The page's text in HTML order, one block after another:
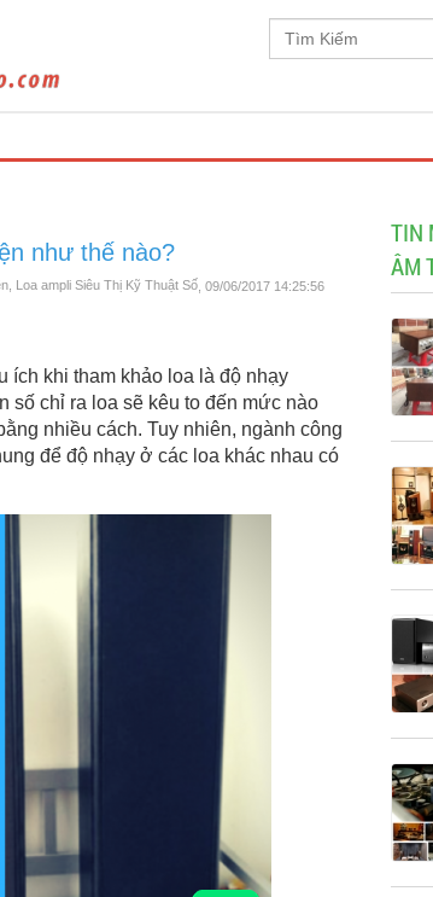
như thế nào?
Loa ampli Siêu Thị Kỹ Thuật Số , 09/06/2017 14:25:56
ích khi tham khảo loa là độ nhạy
số chỉ ra loa sẽ kêu to đến mức nào
nhiều cách. Tuy nhiên, ngành công
để độ nhạy ở các loa khác nhau có
TIN
ÂM